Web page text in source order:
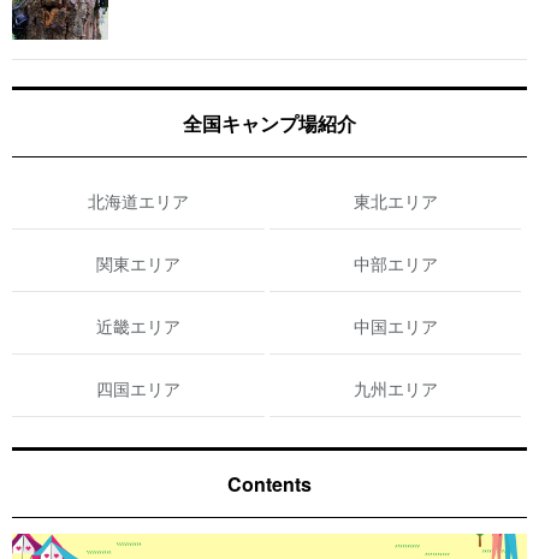
全国キャンプ場紹介
北海道エリア 東北エリア
関東エリア 中部エリア
近畿エリア 中国エリア
四国エリア 九州エリア
Contents